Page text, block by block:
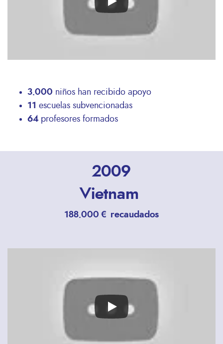
3.000 niños han recibido apoyo
11 escuelas subvencionadas
64 profesores formados
2009
Vietnam
188.000 € recaudados